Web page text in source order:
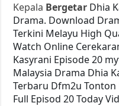
Kepala Bergetar Dhia
Drama. Download
Terkini Melayu High
Watch Online
Kasyrani Episode 20
Malaysia Drama Dhia
Terbaru Dfm2u Tonton
Full Episod 20 Today